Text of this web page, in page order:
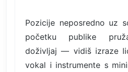
Pozicije neposredno uz
početku publike
doživljaj — vidiš izraze
vokal i instrumente s